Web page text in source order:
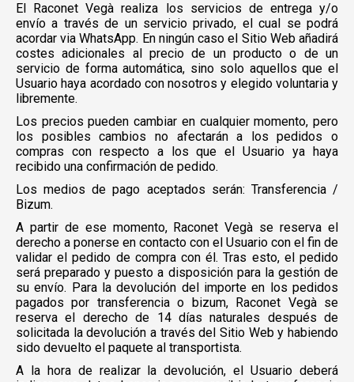
El Raconet Vegà realiza los servicios de entrega y/o
envío a través de un servicio privado, el cual se podrá
acordar via WhatsApp. En ningún caso el Sitio Web añadirá
costes adicionales al precio de un producto o de un
servicio de forma automática, sino solo aquellos que el
Usuario haya acordado con nosotros y elegido voluntaria y
libremente.
Los precios pueden cambiar en cualquier momento, pero
los posibles cambios no afectarán a los pedidos o
compras con respecto a los que el Usuario ya haya
recibido una confirmación de pedido.
Los medios de pago aceptados serán: Transferencia /
Bizum.
A partir de ese momento, Raconet Vegà se reserva el
derecho a ponerse en contacto con el Usuario con el fin de
validar el pedido de compra con él. Tras esto, el pedido
será preparado y puesto a disposición para la gestión de
su envío. Para la devolución del importe en los pedidos
pagados por transferencia o bizum, Raconet Vegà se
reserva el derecho de 14 días naturales después de
solicitada la devolución a través del Sitio Web y habiendo
sido devuelto el paquete al transportista.
A la hora de realizar la devolución, el Usuario deberá